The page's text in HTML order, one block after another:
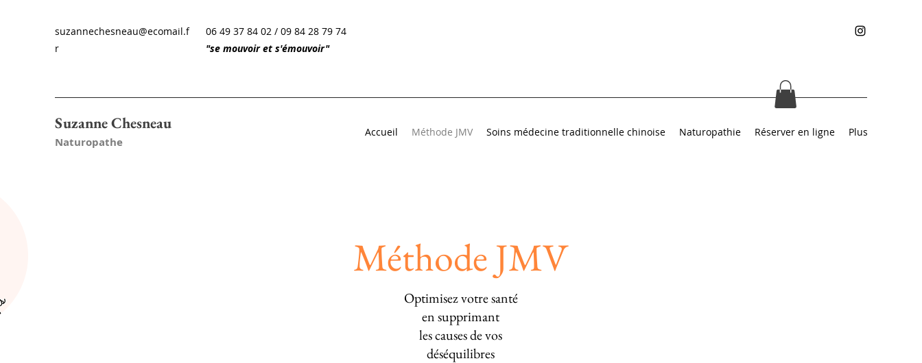
suzannechesneau@ecomail.f
r
06 49 37 84 02 / 09 84 28 79 74
"se mouvoir et s'émouvoir"
Suzanne Chesneau
Naturopathe
Accueil Méthode JMV Soins médecine traditionnelle chinoise Naturopathie Réserver en ligne Plus
Méthode JMV
Optimisez votre santé
en supprimant
les causes de vos
déséquilibres